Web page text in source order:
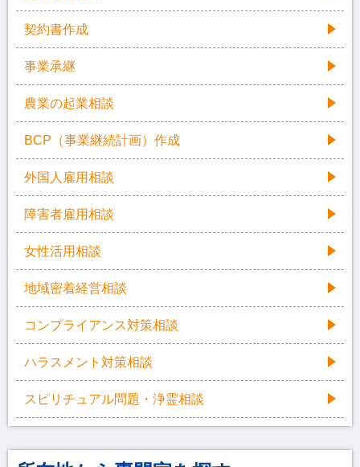
契約書作成
事業承継
農業の起業相談
BCP（事業継続計画）作成
外国人雇用相談
障害者雇用相談
女性活用相談
地域密着経営相談
コンプライアンス対策相談
ハラスメント対策相談
スピリチュアル問題・浄霊相談